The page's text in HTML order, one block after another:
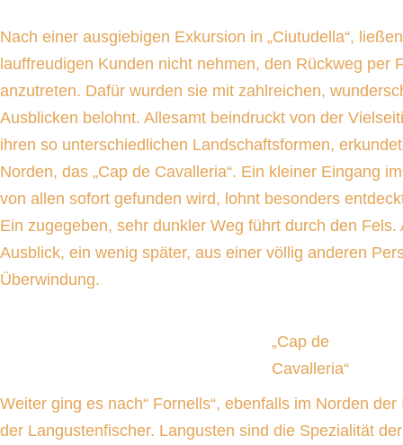
Nach einer ausgiebigen Exkursion in „Ciutudella“,
lauffreudigen Kunden nicht nehmen, den Rückweg per
anzutreten. Dafür wurden sie mit zahlreichen,
Ausblicken belohnt. Allesamt beindruckt von der
ihren so unterschiedlichen Landschaftsformen,
Norden, das „Cap de Cavalleria“. Ein kleiner Eingang
von allen sofort gefunden wird, lohnt besonders
Ein zugegeben, sehr dunkler Weg führt durch den
Ausblick, ein wenig später, aus einer völlig anderen
Überwindung.
„Cap de
Cavalleria“
Weiter ging es nach“ Fornells“, ebenfalls im Norden
der Langustenfischer. Langusten sind die Spezialität